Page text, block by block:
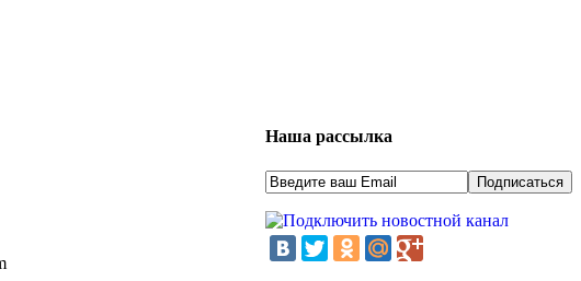
Наша рассылка